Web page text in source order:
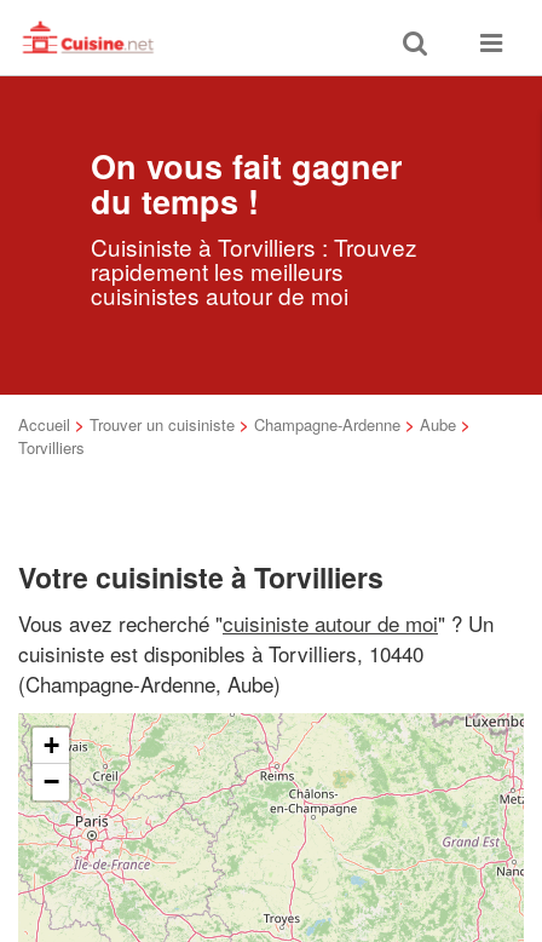
Toggle
search
Toggle
On vous fait gagner
du temps !
Cuisiniste à Torvilliers : Trouvez
rapidement les meilleurs
cuisinistes autour de moi
Accueil > Trouver un cuisiniste > Champagne-Ardenne > Aube >
Torvilliers
Votre cuisiniste à Torvilliers
Vous avez recherché "cuisiniste autour de moi" ? Un
cuisiniste est disponibles à Torvilliers, 10440
(Champagne-Ardenne, Aube)
+
−